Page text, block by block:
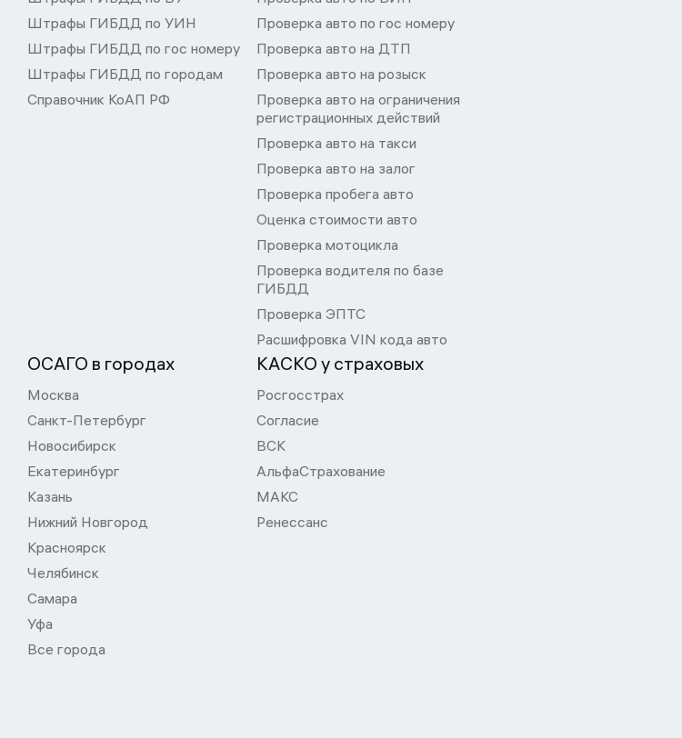
Штрафы ГИБДД по УИН
Штрафы ГИБДД по гос номеру
Штрафы ГИБДД по городам
Справочник КоАП РФ
Проверка авто по гос номеру
Проверка авто на ДТП
Проверка авто на розыск
Проверка авто на ограничения
регистрационных действий
Проверка авто на такси
Проверка авто на залог
Проверка пробега авто
Оценка стоимости авто
Проверка мотоцикла
Проверка водителя по базе
ГИБДД
Проверка ЭПТС
Расшифровка VIN кода авто
ОСАГО в городах
Москва
Санкт-Петербург
Новосибирск
Екатеринбург
Казань
Нижний Новгород
Красноярск
Челябинск
Самара
Уфа
Все города
КАСКО у страховых
Росгосстрах
Согласие
ВСК
АльфаСтрахование
МАКС
Ренессанс